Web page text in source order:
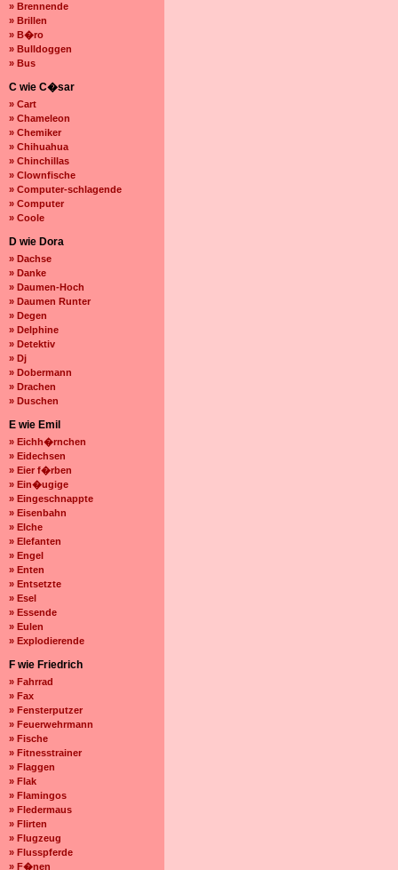
» Brennende
» Brillen
» B�ro
» Bulldoggen
» Bus
C wie C�sar
» Cart
» Chameleon
» Chemiker
» Chihuahua
» Chinchillas
» Clownfische
» Computer-schlagende
» Computer
» Coole
D wie Dora
» Dachse
» Danke
» Daumen-Hoch
» Daumen Runter
» Degen
» Delphine
» Detektiv
» Dj
» Dobermann
» Drachen
» Duschen
E wie Emil
» Eichh�rnchen
» Eidechsen
» Eier f�rben
» Ein�ugige
» Eingeschnappte
» Eisenbahn
» Elche
» Elefanten
» Engel
» Enten
» Entsetzte
» Esel
» Essende
» Eulen
» Explodierende
F wie Friedrich
» Fahrrad
» Fax
» Fensterputzer
» Feuerwehrmann
» Fische
» Fitnesstrainer
» Flaggen
» Flak
» Flamingos
» Fledermaus
» Flirten
» Flugzeug
» Flusspferde
» F�nen